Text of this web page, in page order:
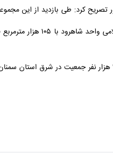
۱۳ درصد افزایش یافت
ایجاد می‌شود
با هدف معرفی فرصت‌های شغلی
واحد شاهرود در اجلاسیه